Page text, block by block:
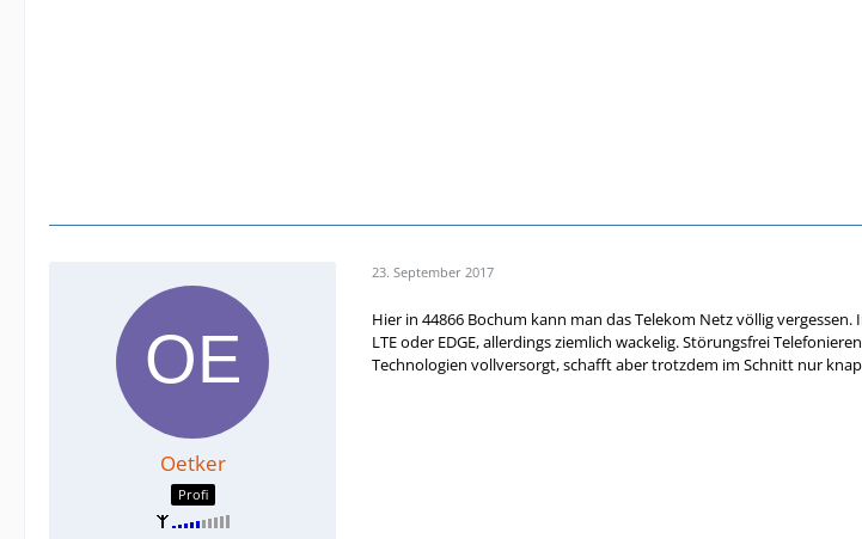
Oetker
Profi
23. September 2017
Hier in 44866 Bochum kann man das Telekom Netz völlig
LTE oder EDGE, allerdings ziemlich wackelig. Störungsfrei
Technologien vollversorgt, schafft aber trotzdem im Schnitt nur